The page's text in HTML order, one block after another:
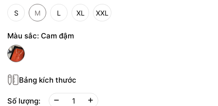
S M L XL XXL
Màu sắc: Cam đậm
Bảng kích thước
Số lượng: